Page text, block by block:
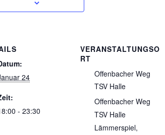
24
- 23:30
VERANSTALTUNGSO
RT
Offenbacher Weg
TSV Halle
Offenbacher Weg
TSV Halle
Lämmerspiel,